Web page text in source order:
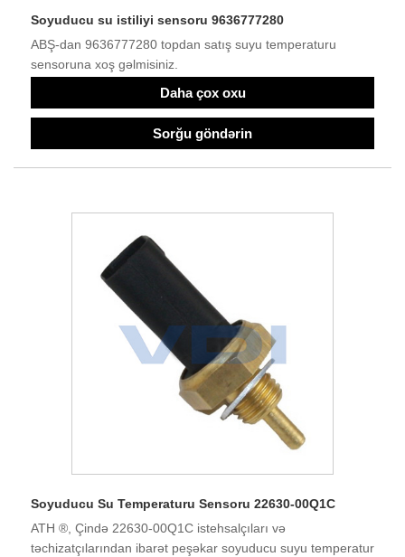
Soyuducu su istiliyi sensoru 9636777280
ABŞ-dan 9636777280 topdan satış suyu temperaturu
sensoruna xoş gəlmisiniz.
Daha çox oxu
Sorğu göndərin
Soyuducu Su Temperaturu Sensoru 22630-00Q1C
ATH ®, Çində 22630-00Q1C istehsalçıları və
təchizatçılarından ibarət peşəkar soyuducu suyu temperatur